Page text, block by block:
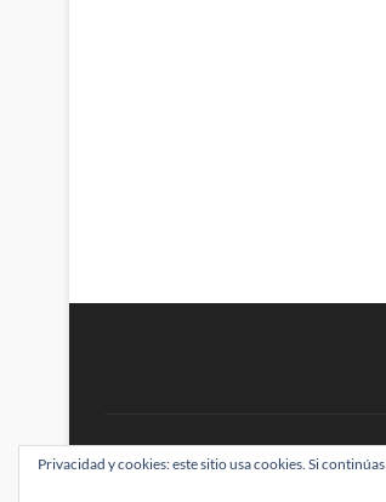
BRAINSTOMPING| Diseñado por:
Privacidad y cookies: este sitio usa cookies. Si